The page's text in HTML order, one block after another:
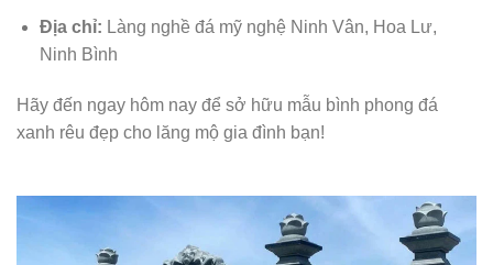
Địa chỉ: Làng nghề đá mỹ nghệ Ninh Vân, Hoa Lư,
Ninh Bình
Hãy đến ngay hôm nay để sở hữu mẫu bình phong đá
xanh rêu đẹp cho lăng mộ gia đình bạn!